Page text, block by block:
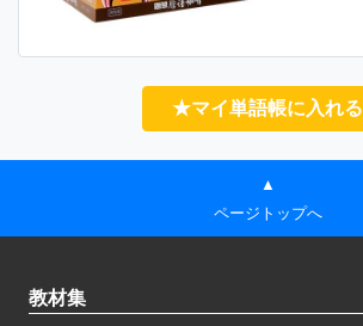
★マイ単語帳に入れる
▲
ページトップへ
教材集